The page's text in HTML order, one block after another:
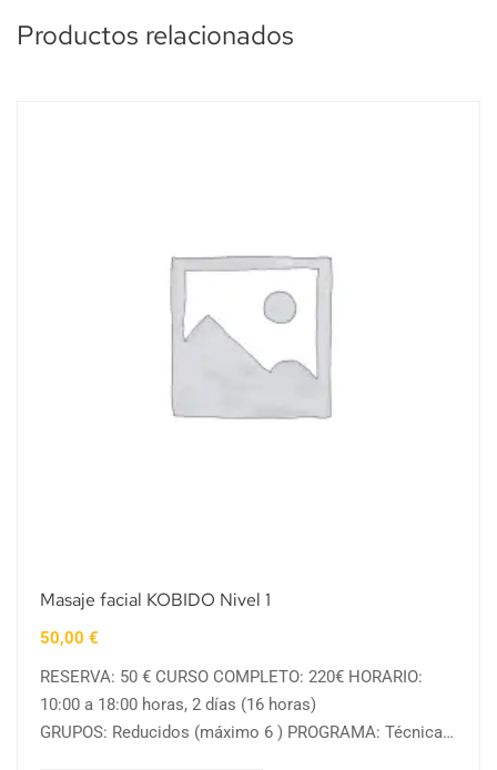
Productos relacionados
Masaje facial KOBIDO Nivel 1
50,00 €
RESERVA: 50 € CURSO COMPLETO: 220€ HORARIO:
10:00 a 18:00 horas, 2 días (16 horas)
GRUPOS: Reducidos (máximo 6 ) PROGRAMA: Técnicas